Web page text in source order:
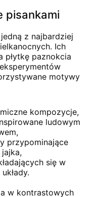
pisankami
z najbardziej
Ich
płytkę paznokcia
motywy
kompozycje,
ludowym
przypominające
się w
w kontrastowych